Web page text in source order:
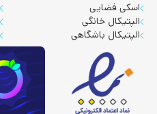
اسکی فضایی
الپتیکال خانگی
الپتیکال باشگاهی